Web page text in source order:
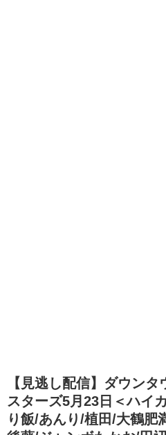
【見逃し配信】ダウン
スターズ5月23日＜ハイ
り飯/あんり/植田/大鶴肥